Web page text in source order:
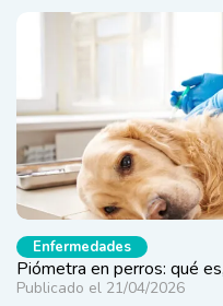
Enfermedades
Piómetra en perros: qué
Publicado el 21/04/2026